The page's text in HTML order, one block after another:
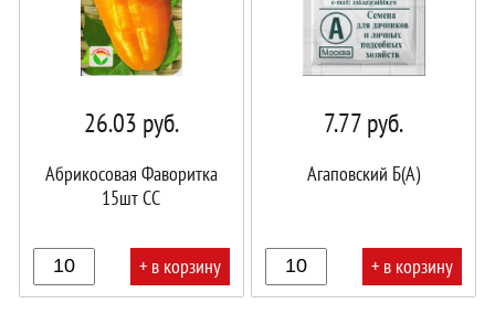
26.03 руб.
Абрикосовая Фаворитка
15шт СС
+ в корзину
7.77руб.
Агаповский Б(А)
+ в корзину